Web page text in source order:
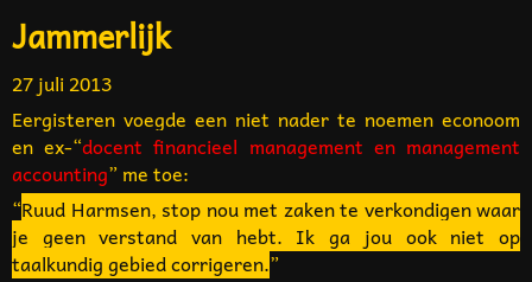
Jammerlijk
27 juli 2013
Eergisteren voegde een niet nader te noemen econoom
en ex-“docent financieel management en management
accounting” me toe:
“Ruud Harmsen, stop nou met zaken te verkondigen waar
je geen verstand van hebt. Ik ga jou ook niet op
taalkundig gebied corrigeren.”